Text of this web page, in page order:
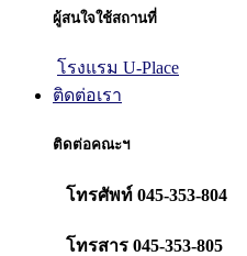
ผู้สนใจใช้สถานที่
โรงแรม U-Place
ติดต่อเรา
ติดต่อคณะฯ
โทรศัพท์ 045-353-804
โทรสาร 045-353-805